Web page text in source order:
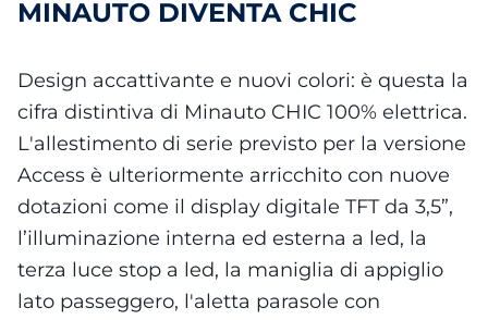
MINAUTO DIVENTA CHIC
Design accattivante e nuovi colori: è questa la
cifra distintiva di Minauto CHIC 100% elettrica.
L'allestimento di serie previsto per la versione
Access è ulteriormente arricchito con nuove
dotazioni come il display digitale TFT da 3,5”,
l’illuminazione interna ed esterna a led, la
terza luce stop a led, la maniglia di appiglio
lato passeggero, l'aletta parasole con